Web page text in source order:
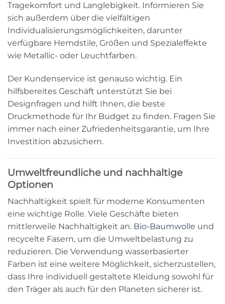
Tragekomfort und Langlebigkeit. Informieren Sie
sich außerdem über die vielfältigen
Individualisierungsmöglichkeiten, darunter
verfügbare Hemdstile, Größen und Spezialeffekte
wie Metallic- oder Leuchtfarben.
Der Kundenservice ist genauso wichtig. Ein
hilfsbereites Geschäft unterstützt Sie bei
Designfragen und hilft Ihnen, die beste
Druckmethode für Ihr Budget zu finden. Fragen Sie
immer nach einer Zufriedenheitsgarantie, um Ihre
Investition abzusichern.
Umweltfreundliche und nachhaltige
Optionen
Nachhaltigkeit spielt für moderne Konsumenten
eine wichtige Rolle. Viele Geschäfte bieten
mittlerweile Nachhaltigkeit an. Bio-Baumwolle und
recycelte Fasern, um die Umweltbelastung zu
reduzieren. Die Verwendung wasserbasierter
Farben ist eine weitere Möglichkeit, sicherzustellen,
dass Ihre individuell gestaltete Kleidung sowohl für
den Träger als auch für den Planeten sicherer ist.